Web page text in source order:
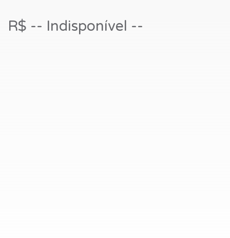
R$ -- Indisponível --